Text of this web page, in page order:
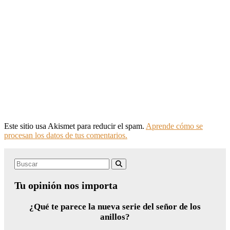
Este sitio usa Akismet para reducir el spam. Aprende cómo se
procesan los datos de tus comentarios.
Search
Tu opinión nos importa
¿Qué te parece la nueva serie del señor de los
anillos?